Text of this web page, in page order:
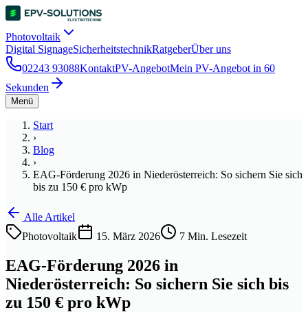
Photovoltaik
Digital SignageSicherheitstechnikRatgeberÜber uns
02243 93088KontaktPV-AngebotMein PV-Angebot in 60
Sekunden
Menü
Start
›
Blog
›
EAG-Förderung 2026 in Niederösterreich: So sichern Sie sich
bis zu 150 € pro kWp
Alle Artikel
Photovoltaik
15. März 2026 7 Min. Lesezeit
EAG-Förderung 2026 in
Niederösterreich: So sichern Sie sich bis
zu 150 € pro kWp